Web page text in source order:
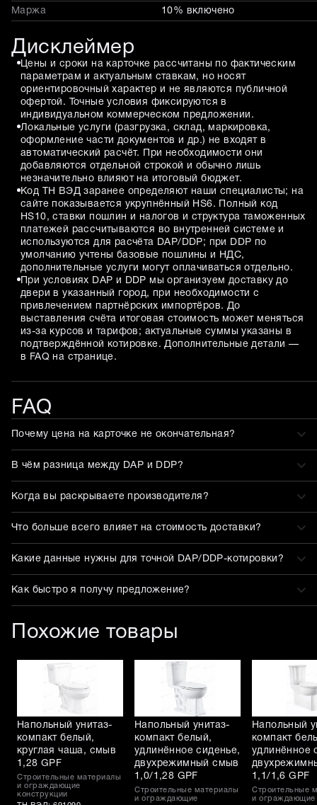
Маржа 10% включено
Дисклеймер
Цены и сроки на карточке рассчитаны по фактическим
параметрам и актуальным ставкам, но носят
ориентировочный характер и не являются публичной
офертой. Точные условия фиксируются в
индивидуальном коммерческом предложении.
Локальные услуги (разгрузка, склад, маркировка,
оформление части документов и др.) не входят в
автоматический расчёт. При необходимости они
добавляются отдельной строкой и обычно лишь
незначительно влияют на итоговый бюджет.
Код ТН ВЭД заранее определяют наши специалисты; на
сайте показывается укрупнённый HS6. Полный код
HS10, ставки пошлин и налогов и структура таможенных
платежей рассчитываются во внутренней системе и
используются для расчёта DAP/DDP; при DDP по
умолчанию учтены базовые пошлины и НДС,
дополнительные услуги могут оплачиваться отдельно.
При условиях DAP и DDP мы организуем доставку до
двери в указанный город, при необходимости с
привлечением партнёрских импортёров. До
выставления счёта итоговая стоимость может меняться
из-за курсов и тарифов; актуальные суммы указаны в
подтверждённой котировке. Дополнительные детали —
в FAQ на странице.
FAQ
Почему цена на карточке не окончательная?
В чём разница между DAP и DDP?
Когда вы раскрываете производителя?
Что больше всего влияет на стоимость доставки?
Какие данные нужны для точной DAP/DDP-котировки?
Как быстро я получу предложение?
Похожие товары
Напольный унитаз-
компакт белый,
круглая чаша, смыв
1,28 GPF
Строительные материалы
и ограждающие
конструкции
Напольный унитаз-
компакт белый,
удлинённое сиденье,
двухрежимный смыв
1,0/1,28 GPF
Строительные материалы
и ограждающие
Напольный
компакт
удлинённое
1,1/1,6 GPF
Строительные
и ограждающие